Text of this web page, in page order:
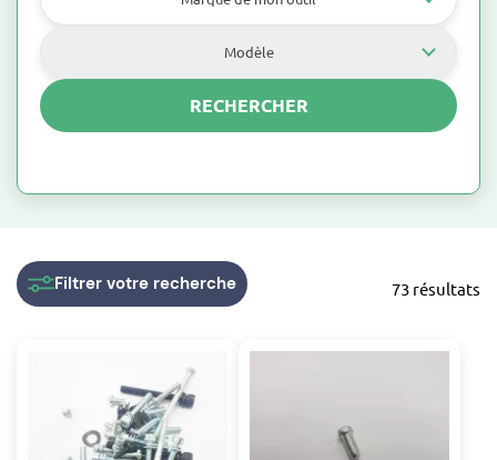
besoins en entretien de haies et de buissons.
Chez Swap, nous mettons à votre disposition les
pièces nécessaires pour maintenir votre taille-
haie en parfait état de fonctionnement, que ce
pour l'entretien de votre jardin à domicile
Modèle
RECHERCHER
73 résultats
Filtrer votre recherche